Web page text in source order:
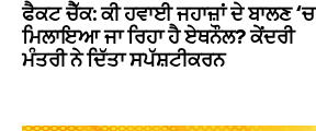
ਫੈਕਟ ਚੈੱਕ: ਕੀ ਹਵਾਈ ਜਹਾਜ਼ਾਂ ਦੇ ਬਾਲਣ ‘ਚ
ਮਿਲਾਇਆ ਜਾ ਰਿਹਾ ਹੈ ਏਥਨੌਲ? ਕੇਂਦਰੀ
ਮੰਤਰੀ ਨੇ ਦਿੱਤਾ ਸਪੱਸ਼ਟੀਕਰਨ